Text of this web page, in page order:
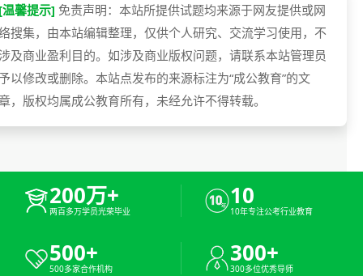
馨提示] 免责声明：本站所提供试题均来源于网友提供或网
搜集，由本站编辑整理，仅供个人研究、交流学习使用，不
及商业盈利目的。如涉及商业版权问题，请联系本站管理员
以修改或删除。本站点发布的来源标注为“成公教育”的文
，版权均属成公教育所有，未经允许不得转载。
200万+
两百多万学员光荣毕业
10
10年专注公考行业教育
500+
500多家合作机构
300+
300多位优秀导师